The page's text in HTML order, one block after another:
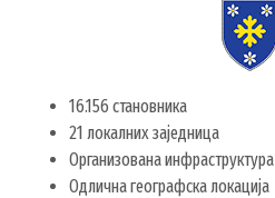
16.156 становника
21 локалних заједница
Организована инфраструктура
Одлична географска локација